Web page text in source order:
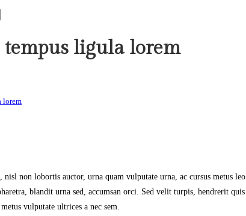
tempus ligula lorem
lorem
non lobortis auctor, urna quam vulputate urna, ac cursus metus
blandit urna sed, accumsan orci. Sed velit turpis, hendrerit
vulputate ultrices a nec sem.